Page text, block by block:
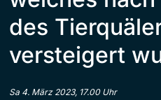
des
versteigert
Sa 4. März 2023, 17.00 Uhr